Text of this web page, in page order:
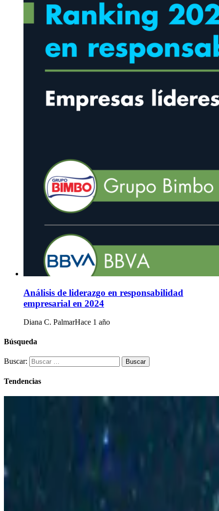
Análisis de liderazgo en responsabilidad
empresarial en 2024
Diana C. PalmarHace 1 año
Búsqueda
Buscar:
Tendencias